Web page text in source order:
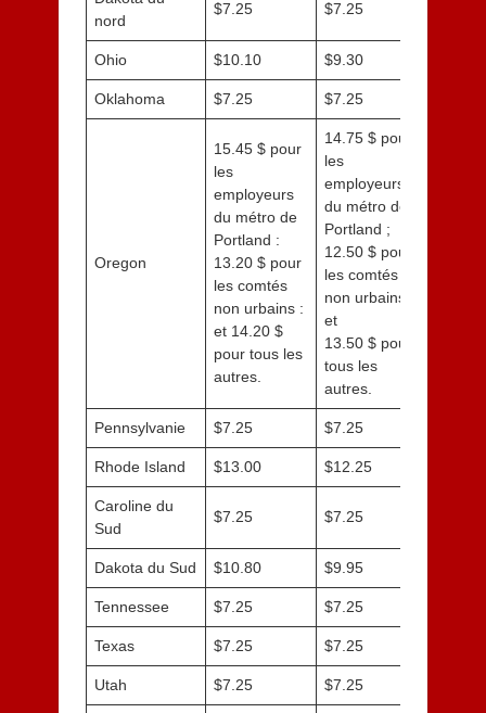
nord
$7.25 $7.25
Ohio $10.10 $9.30
Oklahoma $7.25 $7.25
Oregon
15.45 $ pour
les
employeurs
du métro de
Portland :
13.20 $ pour
les comtés
non urbains :
et 14.20 $
pour tous les
autres.
14.75 $ pour
les
employeurs
du métro de
Portland ;
12.50 $ pour
les comtés
non urbains :
et
13.50 $ pour
tous les
autres.
Pennsylvanie $7.25 $7.25
Rhode Island $13.00 $12.25
Caroline du
Sud
$7.25 $7.25
Dakota du Sud $10.80 $9.95
Tennessee $7.25 $7.25
Texas $7.25 $7.25
Utah $7.25 $7.25